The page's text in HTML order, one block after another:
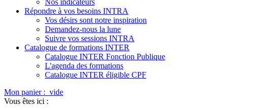
Nos indicateurs
Répondre à vos besoins INTRA
Vos désirs sont notre inspiration
Demandez-nous la lune
Suivre vos sessions INTRA
Catalogue de formations INTER
Catalogue INTER Fonction Publique
L'agenda des formations
Catalogue INTER éligible CPF
Mon panier : vide
Vous êtes ici :